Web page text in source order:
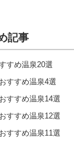
記事
すめ温泉20選
すすめ温泉4選
すすめ温泉14選
すすめ温泉12選
すすめ温泉11選